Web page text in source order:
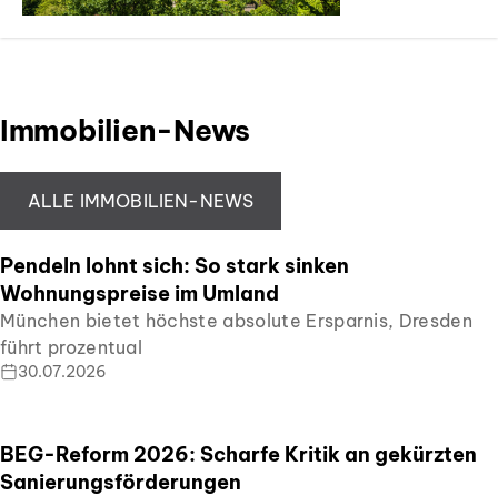
Immobilien-News
ALLE IMMOBILIEN-NEWS
Pendeln lohnt sich: So stark sinken
Wohnungspreise im Umland
München bietet höchste absolute Ersparnis, Dresden
führt prozentual
30.07.2026
BEG-Reform 2026: Scharfe Kritik an gekürzten
Sanierungsförderungen